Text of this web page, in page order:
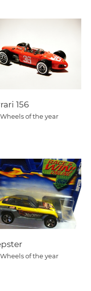
156
of the year
of the year